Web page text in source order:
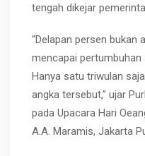
tengah dikejar
“Delapan persen bukan
mencapai
Hanya satu triwulan
angka tersebut,” ujar
pada Upacara Hari
A.A. Maramis, Jakarta